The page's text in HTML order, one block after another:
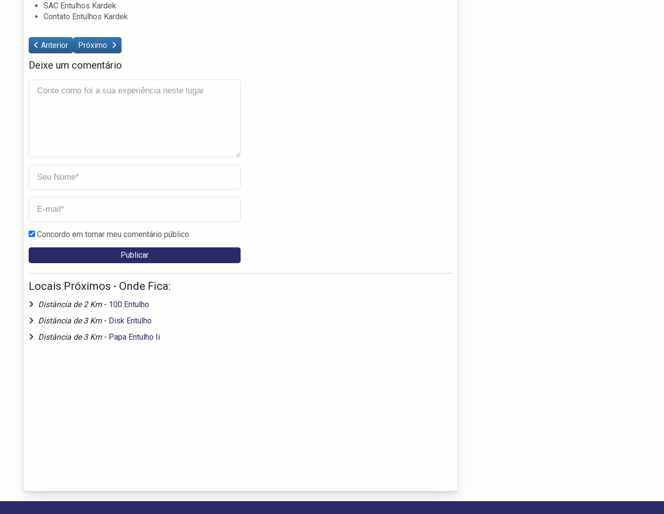
SAC Entulhos Kardek
Contato Entulhos Kardek
Anterior Próximo
Deixe um comentário
Concordo em tornar meu comentário público
Locais Próximos - Onde Fica:
Distância de 2 Km - 100 Entulho
Distância de 3 Km - Disk Entulho
Distância de 3 Km - Papa Entulho Ii